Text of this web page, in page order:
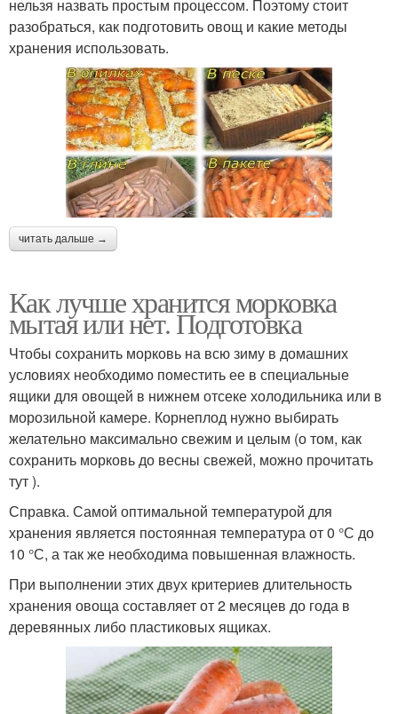
нельзя назвать простым процессом. Поэтому стоит
разобраться, как подготовить овощ и какие методы
хранения использовать.
читать дальше →
Как лучше хранится морковка
мытая или нет. Подготовка
Чтобы сохранить морковь на всю зиму в домашних
условиях необходимо поместить ее в специальные
ящики для овощей в нижнем отсеке холодильника или в
морозильной камере. Корнеплод нужно выбирать
желательно максимально свежим и целым (о том, как
сохранить морковь до весны свежей, можно прочитать
тут ).
Справка. Самой оптимальной температурой для
хранения является постоянная температура от 0 °С до
10 °С, а так же необходима повышенная влажность.
При выполнении этих двух критериев длительность
хранения овоща составляет от 2 месяцев до года в
деревянных либо пластиковых ящиках.